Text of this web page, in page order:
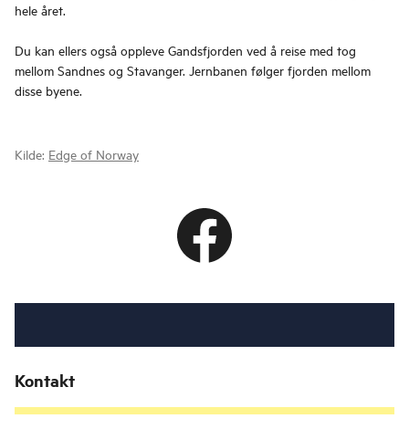
hele året.
Du kan ellers også oppleve Gandsfjorden ved å reise med tog
mellom Sandnes og Stavanger. Jernbanen følger fjorden mellom
disse byene.
Kilde: Edge of Norway
Kontakt